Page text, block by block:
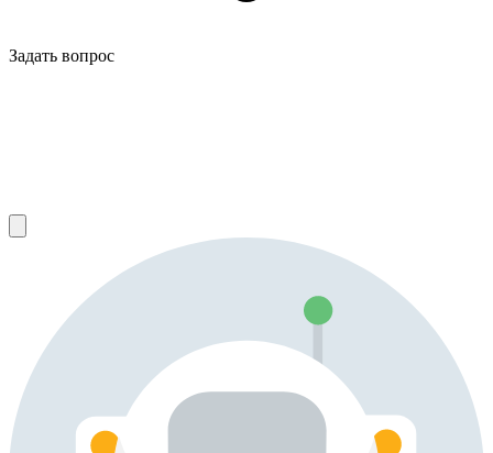
Задать вопрос